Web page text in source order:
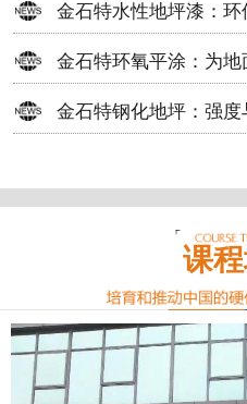
金石特水性地坪漆：
金石特环氧平涂：为
金石特钢化地坪：强
课